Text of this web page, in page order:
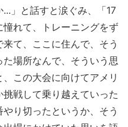
」と話すと涙ぐみ、「17
れて、トレーニングをず
て、ここに住んで、そう
場所なんで、そういう思
この大会に向けてアメリ
戦して乗り越えていった
り切ったというか、そう